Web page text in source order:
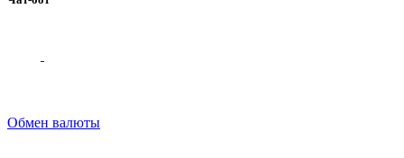
Обмен валюты